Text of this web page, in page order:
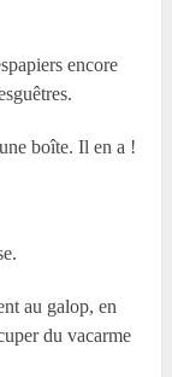
encore
boîte. Il en a !
au galop, en
du vacarme